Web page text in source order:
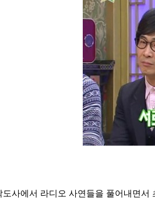
도사에서 라디오 사연들을 풀어내면